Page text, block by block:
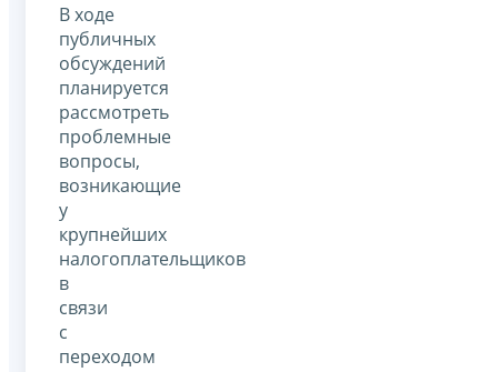
В ходе
публичных
обсуждений
планируется
рассмотреть
проблемные
вопросы,
возникающие
у
крупнейших
налогоплательщиков
в
связи
с
переходом